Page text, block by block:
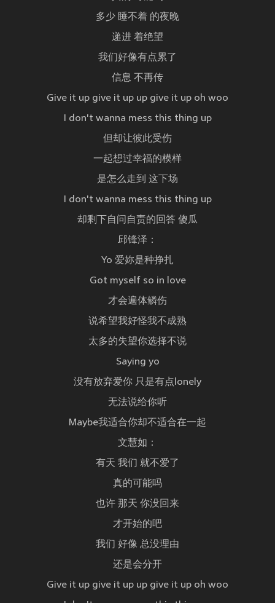
多少 睡不着 的夜晚
递进 着绝望
我们好像有点累了
信息 不再传
Give it up give it up up give it up oh woo
I don't wanna mess this thing up
但却让彼此受伤
一起想过幸福的模样
是怎么走到 这下场
I don't wanna mess this thing up
却剩下自问自责的回答 傻瓜
邱锋泽：
Yo 爱妳是种挣扎
Got myself so in love
才会遍体鳞伤
说希望我好怪我不成熟
太多的失望你选择不说
Saying yo
没有放弃爱你 只是有点lonely
无法说给你听
Maybe我适合你却不适合在一起
文慧如：
有天 我们 就不爱了
真的可能吗
也许 那天 你没回来
才开始的吧
我们 好像 总没理由
还是会分开
Give it up give it up up give it up oh woo